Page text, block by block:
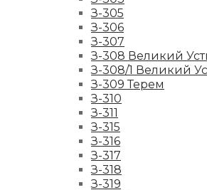
З-305
З-306
З-307
З-308 Великий
З-308/1 Великий
З-309 Терем
З-310
З-311
З-315
З-316
З-317
З-318
З-319